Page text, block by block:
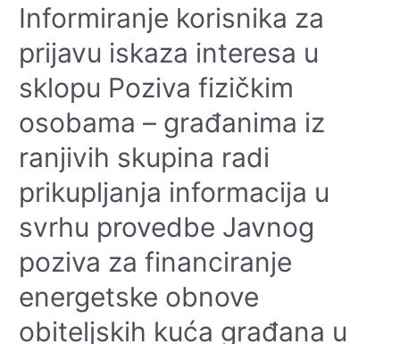
Informiranje korisnika za
prijavu iskaza interesa u
sklopu Poziva fizičkim
osobama – građanima iz
ranjivih skupina radi
prikupljanja informacija u
svrhu provedbe Javnog
poziva za financiranje
energetske obnove
obiteljskih kuća građana u